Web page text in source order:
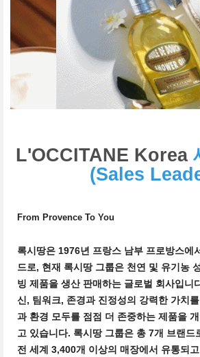
L'OCCITANE Korea
(Sales
From Provence To You
록시땅은 1976년 프랑스 남부 프로방스에
드로, 현재 록시땅 그룹은 천연 및 유기농
빙 제품을 생산 판매하는 글로벌 회사입니
신, 팀워크, 존경과 진정성의 강력한 가치
과 환경 모두를 점점 더 존중하는 제품을
고 있습니다. 록시땅 그룹은 총 7개 브랜드
전 세계 3,400개 이상의 매장에서 유통되